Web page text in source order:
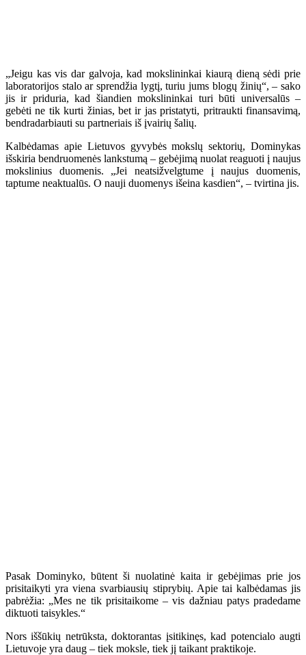
„Jeigu kas vis dar galvoja, kad mokslininkai kiaurą dieną sėdi prie
laboratorijos stalo ar sprendžia lygtį, turiu jums blogų žinių“, – sako
jis ir priduria, kad šiandien mokslininkai turi būti universalūs –
gebėti ne tik kurti žinias, bet ir jas pristatyti, pritraukti finansavimą,
bendradarbiauti su partneriais iš įvairių šalių.
Kalbėdamas apie Lietuvos gyvybės mokslų sektorių, Dominykas
išskiria bendruomenės lankstumą – gebėjimą nuolat reaguoti į naujus
mokslinius duomenis. „Jei neatsižvelgtume į naujus duomenis,
taptume neaktualūs. O nauji duomenys išeina kasdien“, – tvirtina jis.
Pasak Dominyko, būtent ši nuolatinė kaita ir gebėjimas prie jos
prisitaikyti yra viena svarbiausių stiprybių. Apie tai kalbėdamas jis
pabrėžia: „Mes ne tik prisitaikome – vis dažniau patys pradedame
diktuoti taisykles.“
Nors iššūkių netrūksta, doktorantas įsitikinęs, kad potencialo augti
Lietuvoje yra daug – tiek moksle, tiek jį taikant praktikoje.